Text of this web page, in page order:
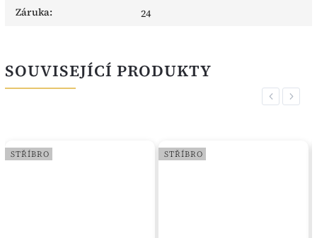
Záruka: 24
SOUVISEJÍCÍ PRODUKTY
Previous
STŘÍBRO STŘÍBRO
Next